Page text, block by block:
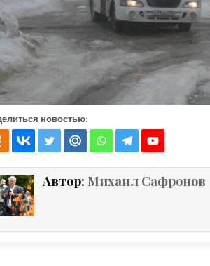
новостью:
Автор: Михаил Сафронов